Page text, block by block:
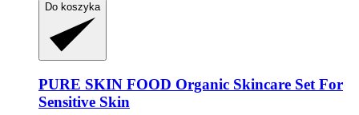
Do koszyka
PURE SKIN FOOD Organic Skincare Set For
Sensitive Skin